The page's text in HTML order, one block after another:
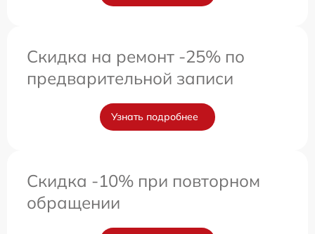
Скидка на ремонт -25% по
предварительной записи
Узнать подробнее
Скидка -10% при повторном
обращении